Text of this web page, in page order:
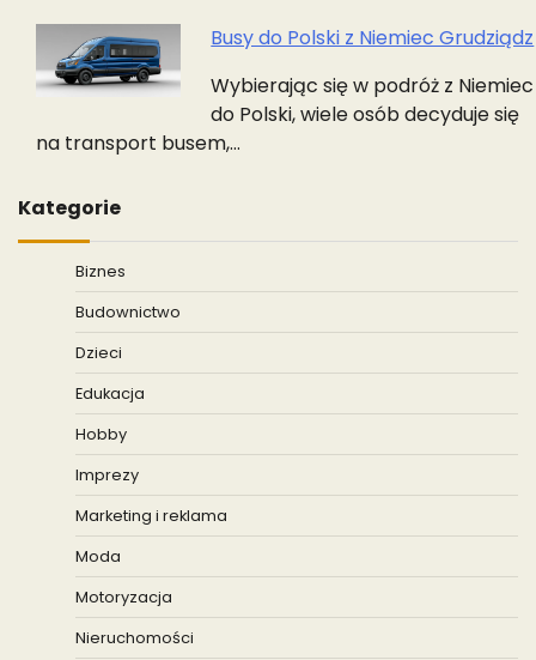
Busy do Polski z Niemiec Grudziądz
Wybierając się w podróż z Niemiec
do Polski, wiele osób decyduje się
na transport busem,…
Kategorie
Biznes
Budownictwo
Dzieci
Edukacja
Hobby
Imprezy
Marketing i reklama
Moda
Motoryzacja
Nieruchomości